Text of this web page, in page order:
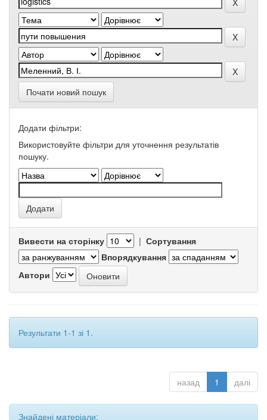
Почати новий пошук
Додати фільтри:
Використовуйте фільтри для уточнення результатів
пошуку.
Вивести на сторінку | Сортування
Впорядкування
Автори
Результати 1-1 зі 1.
назад 1 далі
Знайдені матеріали: